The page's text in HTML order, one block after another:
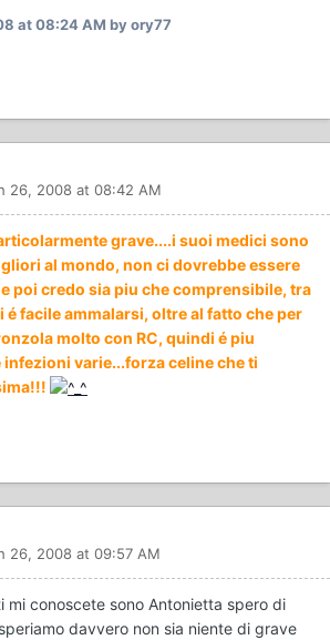
at 08:24 AM by ory77
26, 2008 at 08:42 AM
grave....i suoi medici sono
al mondo, non ci dovrebbe essere
poi credo sia piu che comprensibile, tra
é facile ammalarsi, oltre al fatto che per
molto con RC, quindi é piu
infezioni varie...forza celine che ti
26, 2008 at 09:57 AM
mi conoscete sono Antonietta spero di
davvero non sia niente di grave